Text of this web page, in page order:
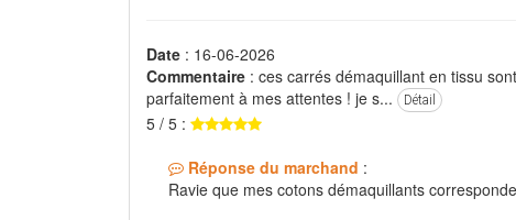
Date : 16-06-2026
Commentaire : ces carrés démaquillant en tissu
parfaitement à mes attentes ! je s...
Détail
5 / 5 :
Réponse du marchand :
Ravie que mes cotons démaquillants